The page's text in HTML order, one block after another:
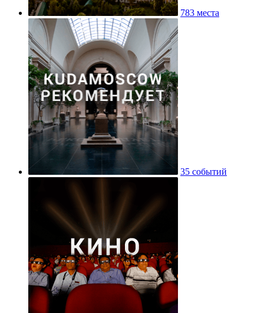
783 места
35 событий